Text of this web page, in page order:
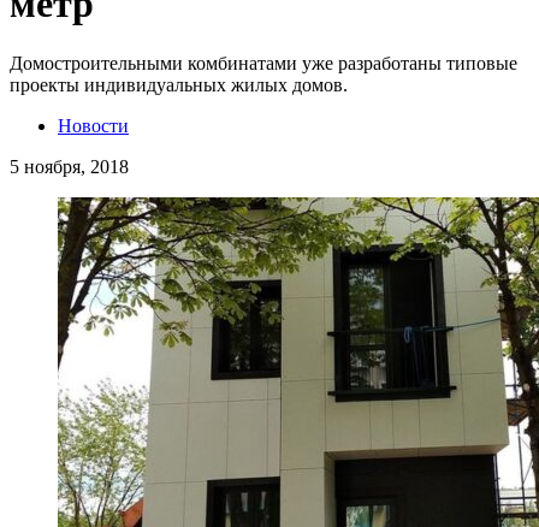
Домостроительными комбинатами уже разработаны типовые
проекты индивидуальных жилых домов.
Новости
5 ноября, 2018